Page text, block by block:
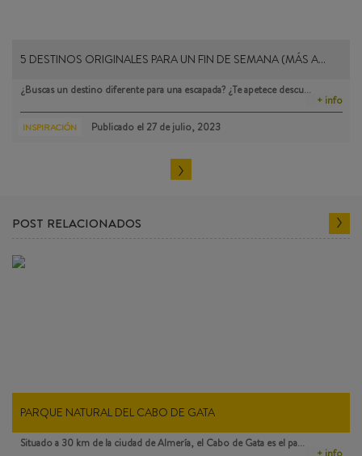
5 DESTINOS ORIGINALES PARA UN FIN DE SEMANA (MÁS A…
¿Buscas un destino diferente para una escapada? ¿Te apetece descu…
+ info
INSPIRACIÓN Publicado el 27 de julio, 2023
POST RELACIONADOS
PARQUE NATURAL DEL CABO DE GATA
Situado a 30 km de la ciudad de Almería, el Cabo de Gata es el pa…
+ info